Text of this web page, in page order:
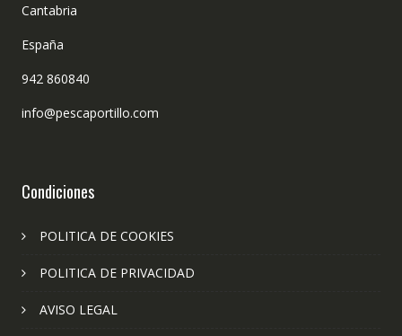
Cantabria
España
942 860840
info@pescaportillo.com
Condiciones
POLITICA DE COOKIES
POLITICA DE PRIVACIDAD
AVISO LEGAL